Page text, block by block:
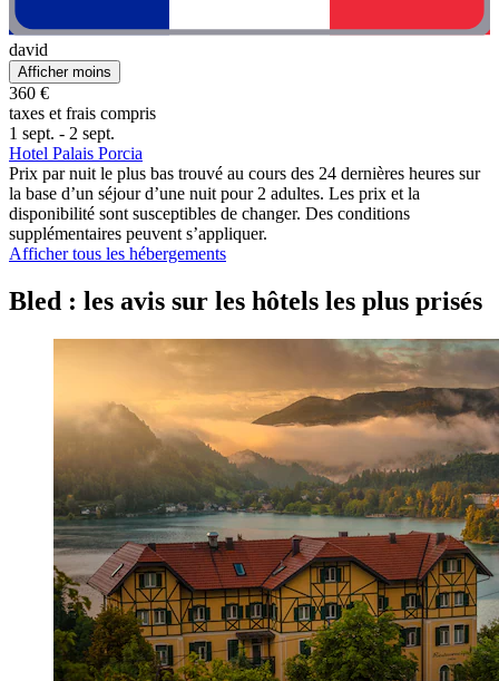
david
Afficher moins
360 €
taxes et frais compris
1 sept. - 2 sept.
Hotel Palais Porcia
Prix par nuit le plus bas trouvé au cours des 24 dernières heures sur
la base d’un séjour d’une nuit pour 2 adultes. Les prix et la
disponibilité sont susceptibles de changer. Des conditions
supplémentaires peuvent s’appliquer.
Afficher tous les hébergements
Bled : les avis sur les hôtels les plus prisés